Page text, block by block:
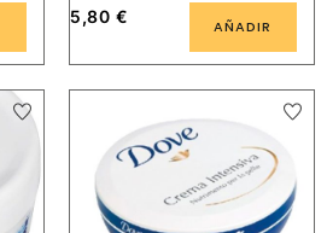
5,80 € AÑADIR